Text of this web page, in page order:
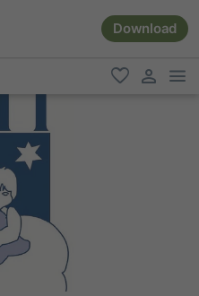
Download
favoriti